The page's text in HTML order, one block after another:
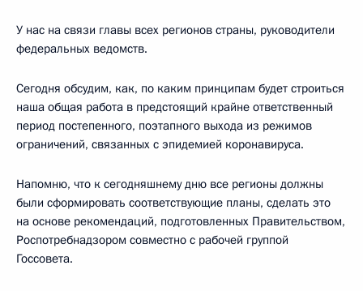
У нас на связи главы всех регионов страны, руководители
федеральных ведомств.
Сегодня обсудим, как, по каким принципам будет строиться
наша общая работа в предстоящий крайне ответственный
период постепенного, поэтапного выхода из режимов
ограничений, связанных с эпидемией коронавируса.
Напомню, что к сегодняшнему дню все регионы должны
были сформировать соответствующие планы, сделать это
на основе рекомендаций, подготовленных Правительством,
Роспотребнадзором совместно с рабочей группой
Госсовета.